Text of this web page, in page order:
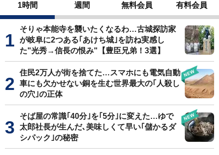
1時間 週間 無料会員 有料会員
そりゃ本能寺を襲いたくなるわ…古城探訪家
が岐阜に2つある｢あけち城｣を訪ね実感し
た"光秀→信長の恨み"【豊臣兄弟！3選】
住民2万人が街を捨てた…スマホにも電気自動
車にも欠かせない銅を生む世界最大の｢人殺し
の穴｣の正体
そば屋の常識｢40分｣を｢5分｣に変えた…ゆで
太郎社長が生んだ､美味しくて早い｢儲かるダ
シパック｣の秘密